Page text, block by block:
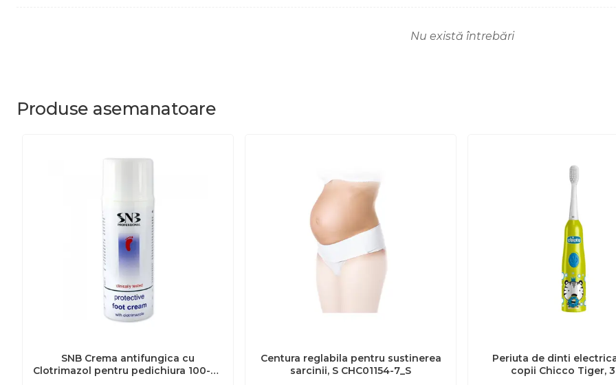
Nu există întrebări
Produse asemanatoare
SNB Crema antifungica cu
Clotrimazol pentru pedichiura 100-ml
Centura reglabila pentru sustinerea
sarcinii, S CHC01154-7_S
Periuta de dinti
copii Chicco Tiger,